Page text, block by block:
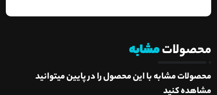
محصولاتمشابه
محصولات مشابه با این محصول را در پایین میتوانید
مشاهده کنید